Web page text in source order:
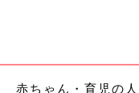
赤ちゃん・育児の